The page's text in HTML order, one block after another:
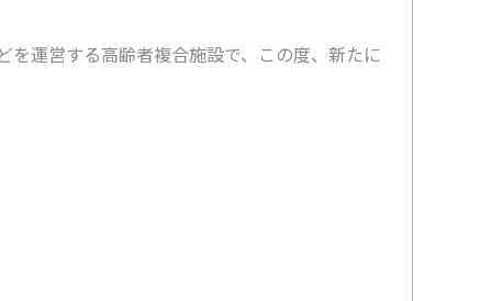
運営する高齢者複合施設で、この度、新たに